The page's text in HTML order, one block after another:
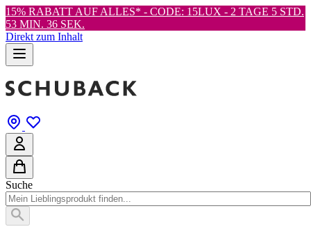
15% RABATT AUF ALLES* - CODE: 15LUX - 2 TAGE 5 STD.
53 MIN. 35 SEK.
Direkt zum Inhalt
Suche